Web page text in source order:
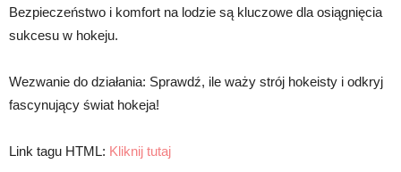
Bezpieczeństwo i komfort na lodzie są kluczowe dla osiągnięcia
sukcesu w hokeju.
Wezwanie do działania: Sprawdź, ile waży strój hokeisty i odkryj
fascynujący świat hokeja!
Link tagu HTML: Kliknij tutaj